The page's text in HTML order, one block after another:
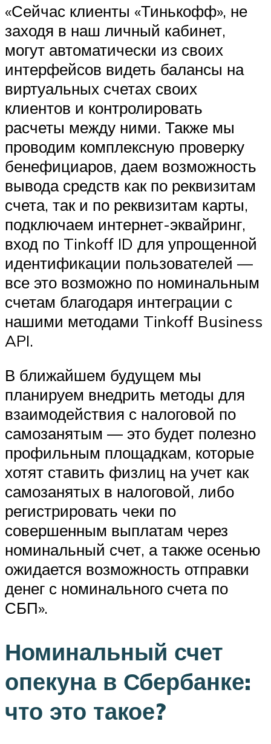
«Сейчас клиенты «Тинькофф», не
заходя в наш личный кабинет,
могут автоматически из своих
интерфейсов видеть балансы на
виртуальных счетах своих
клиентов и контролировать
расчеты между ними. Также мы
проводим комплексную проверку
бенефициаров, даем возможность
вывода средств как по реквизитам
счета, так и по реквизитам карты,
подключаем интернет-эквайринг,
вход по Tinkoff ID для упрощенной
идентификации пользователей —
все это возможно по номинальным
счетам благодаря интеграции с
нашими методами Tinkoff Business
API.
В ближайшем будущем мы
планируем внедрить методы для
взаимодействия с налоговой по
самозанятым — это будет полезно
профильным площадкам, которые
хотят ставить физлиц на учет как
самозанятых в налоговой, либо
регистрировать чеки по
совершенным выплатам через
номинальный счет, а также осенью
ожидается возможность отправки
денег с номинального счета по
СБП».
Номинальный счет
опекуна в Сбербанке:
что это такое?